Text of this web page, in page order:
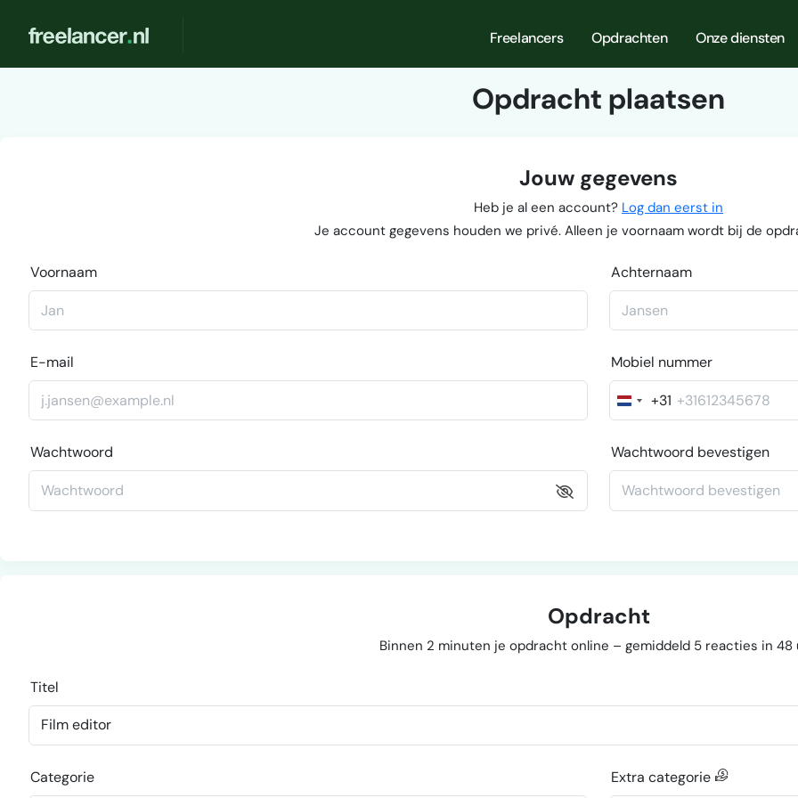
Freelancers Opdrachten Onze diensten
Opdracht plaatsen
Jouw gegevens
Heb je al een account? Log dan eerst in
Je account gegevens houden we privé. Alleen je voornaam wordt bij de
Voornaam Achternaam
E-mail Mobiel nummer
Nederland
+31
+31
Wachtwoord Wachtwoord bevestigen
Opdracht
Binnen 2 minuten je opdracht online – gemiddeld 5 reacties in 48
Titel
Categorie Extra categorie